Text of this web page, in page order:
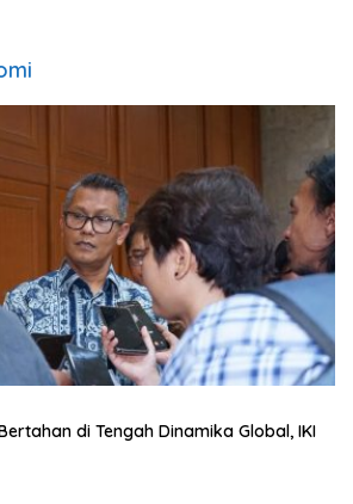
di Tengah Dinamika Global, IKI